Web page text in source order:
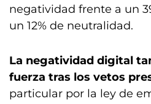
negatividad frente a un
un 12% de neutralidad.
La negatividad digital
fuerza tras los vetos
particular por la ley de